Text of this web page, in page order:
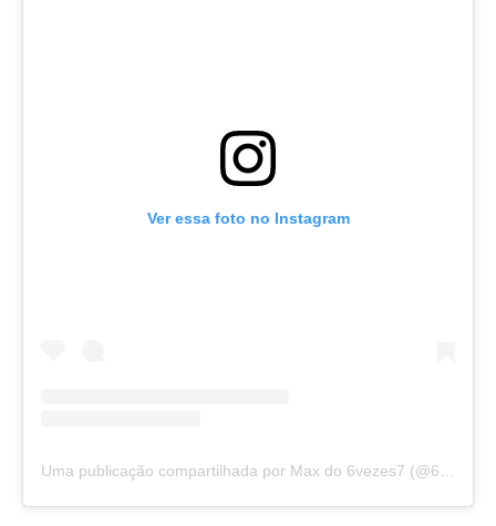
Ver essa foto no Instagram
Uma publicação compartilhada por Max do 6vezes7 (@6vezes7)